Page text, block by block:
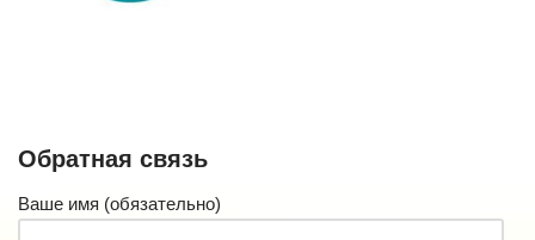
Обратная связь
Ваше имя (обязательно)